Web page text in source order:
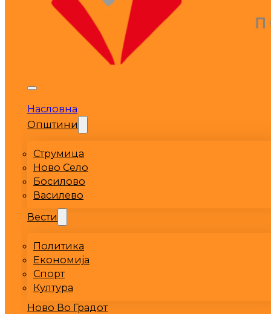
Насловна
Општини
Струмица
Ново Село
Босилово
Василево
Вести
Политика
Економија
Спорт
Култура
Ново Во Градот